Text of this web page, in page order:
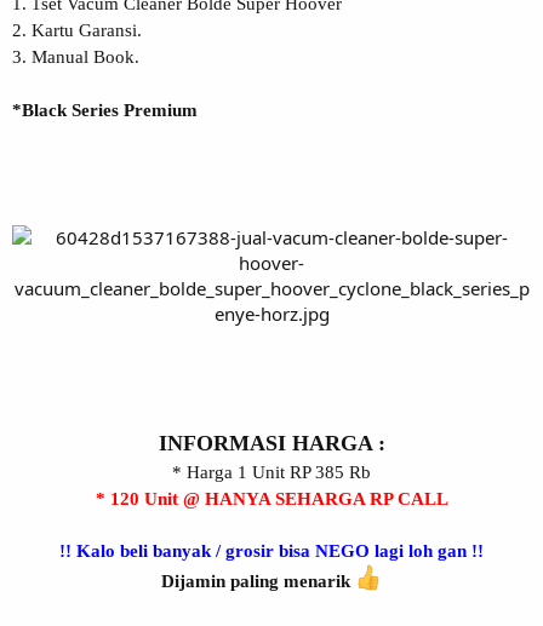
2. Kartu Garansi.
3. Manual Book.
*Black Series Premium
INFORMASI HARGA :
* Harga 1 Unit RP 385 Rb
* 120 Unit @ HANYA SEHARGA RP CALL
!! Kalo beli banyak / grosir bisa NEGO lagi loh gan !!
Dijamin paling menarik